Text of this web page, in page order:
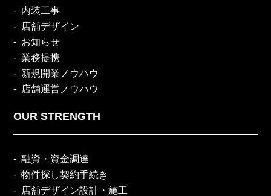
内装工事
店舗デザイン
お知らせ
業務提携
新規開業ノウハウ
店舗運営ノウハウ
OUR STRENGTH
融資・資金調達
物件探し契約手続き
店舗デザイン設計・施工